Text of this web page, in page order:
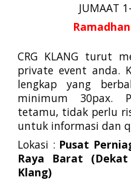
JUMAAT
CRG KLANG turut
private event anda.
lengkap yang
minimum 30pax.
tetamu, tidak perlu
untuk informasi dan
Lokasi : Pusat
Raya Barat
Klang)